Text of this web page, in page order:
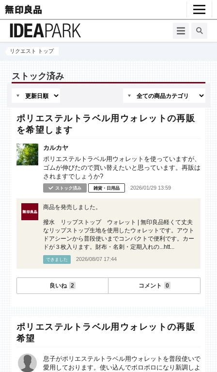
リクエスト トップ
ストック済み
ポリエステルトラベル用ウォレットの再販
を希望します
カルカヤ
ポリエステルトラベル用ウォレットを使っていますが、
ゴムが伸びたので買い替えたいと思っています。再販は
されますでしょうか?
ストック済み 雑貨・日用品 2026/01/29 13:59
商品を発売しました。
撥水 リップストップ ウォレット | 無印良品軽くて丈夫
なリップストップ生地を使用したウォレットです。アウト
ドアシーンから普段使いまでコンパクトで便利です。カー
ドが３枚入ります。財布・名刺・定期入れの...htt...
できました 2026/08/07 17:44
良いね 2 コメント 0
ポリエステルトラベル用ウォレットの再販
希望
息子がポリエステルトラベル用ウォレットを普段使いで
愛用しております。使い込んでボロボロになり新調しよ